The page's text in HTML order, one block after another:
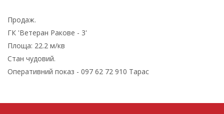
Продаж.
ГК 'Ветеран Ракове - 3'
Площа: 22.2 м/кв
Стан чудовий.
Оперативний показ - 097 62 72 910 Тарас